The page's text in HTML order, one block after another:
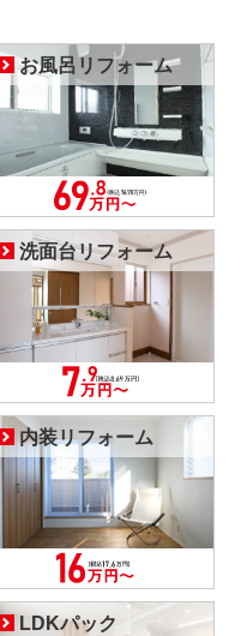
お風呂リフォーム
洗面台リフォーム
内装リフォーム
LDKパック